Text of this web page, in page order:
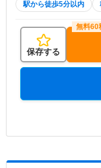
駅から徒歩5分以内
保存する